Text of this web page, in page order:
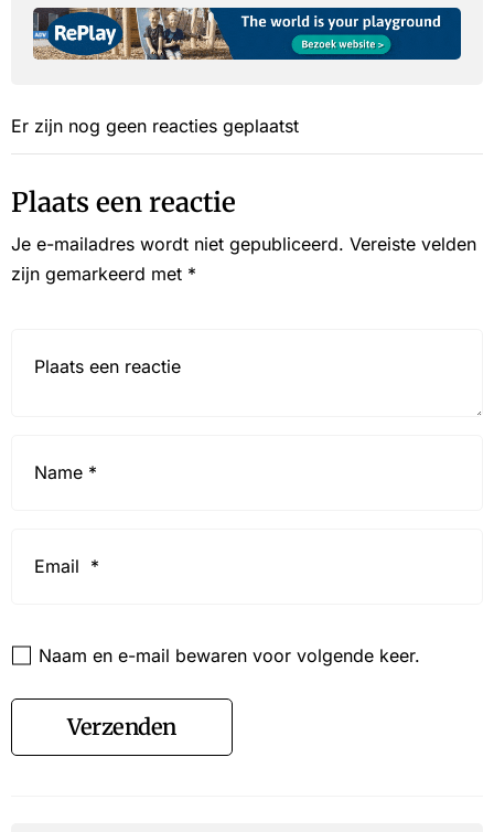
Er zijn nog geen reacties geplaatst
Plaats een reactie
Je e-mailadres wordt niet gepubliceerd. Vereiste velden
zijn gemarkeerd met *
Naam en e-mail bewaren voor volgende keer.
Verzenden